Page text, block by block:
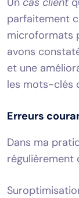
parfaitement
microformats
avons
et une
les mots-clés
Erreurs
Dans ma
régulièrement